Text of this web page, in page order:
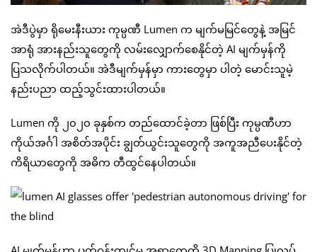
အဲဒီပွဲမှာ ရိုမေးနီးယား ကုမ္ပဏီ Lumen က မျက်မမြင်တွေနဲ့ အမြင်
အာရုံ အားနည်းသူတွေကို လမ်းလျှောက်စေနိုင်တဲ့ AI မျက်မှန်ကို
ပြသလိုက်ပါတယ်။ အဲဒီမျက်မှန်မှာ ကားတွေမှာ ပါတဲ့ မောင်းသူမဲ့
နည်းပညာ ထည့်သွင်းထားပါတယ်။
Lumen ကို ၂၀၂၀ ခုနှစ်က တည်ထောင်ခဲ့တာ ဖြစ်ပြီး ကုမ္ပဏီဟာ
ကိုယ်အင်္ဂါ အစိတ်အပိုင်း ချွတ်ယွင်းသူတွေကို အကူအညီပေးနိုင်တဲ့
ကိရိယာတွေကို အဓိက တီထွင်နေပါတယ်။